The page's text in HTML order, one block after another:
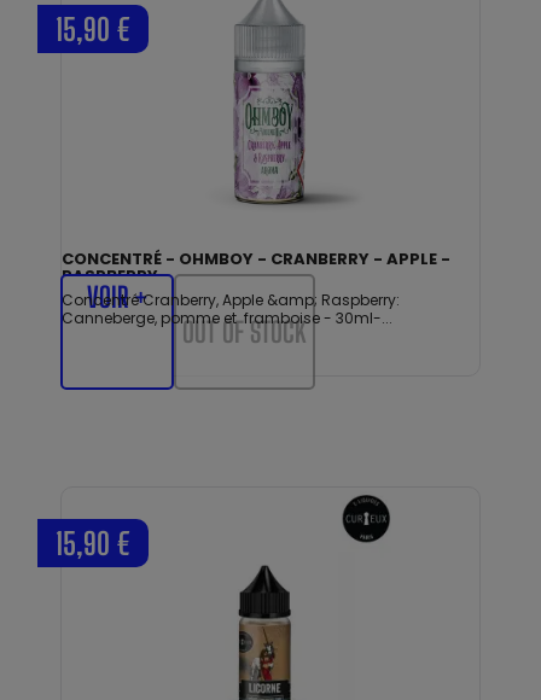
CONCENTRÉ - OHMBOY - CRANBERRY - APPLE -
RASPBERRY
Concentré Cranberry, Apple &amp; Raspberry:
Canneberge, pomme et framboise - 30ml-...
15,90 €
VOIR +
OUT OF STOCK
15,90 €